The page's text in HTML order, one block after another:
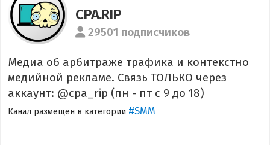
CPA.RIP
29501 подписчиков
Медиа об арбитраже трафика и контекстно
медийной рекламе. Связь ТОЛЬКО через
аккаунт: @cpa_rip (пн - пт с 9 до 18)
Канал размещен в категории #SMM